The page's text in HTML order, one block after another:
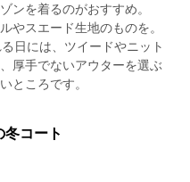
ンを着るのがおすすめ。
やスエード生地のものを。
日には、ツイードやニット
厚手でないアウターを選ぶ
ところです。
コート